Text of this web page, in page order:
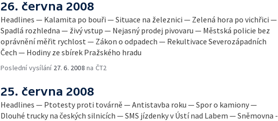
26. června 2008
Headlines — Kalamita po bouři — Situace na železnici — Zelená hora po vichřici —
Spadlá rozhledna — živý vstup — Nejasný prodej pivovaru — Městská policie bez
oprávnění měřit rychlost — Zákon o odpadech — Rekultivace Severozápadních
Čech — Hodiny ze sbírek Pražského hradu
Poslední vysílání 27. 6. 2008 na ČT2
25. června 2008
Headlines — Ptotesty proti továrně — Antistavba roku — Spor o kamiony —
Dlouhé trucky na českých silnicích — SMS jízdenky v Ústí nad Labem — Sněmovna -